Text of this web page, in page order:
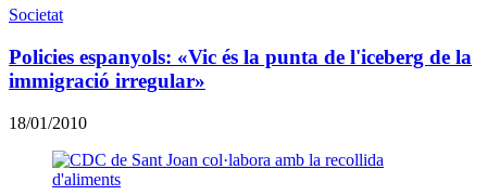
Societat
Policies espanyols: «Vic és la punta de l'iceberg de la
immigració irregular»
18/01/2010